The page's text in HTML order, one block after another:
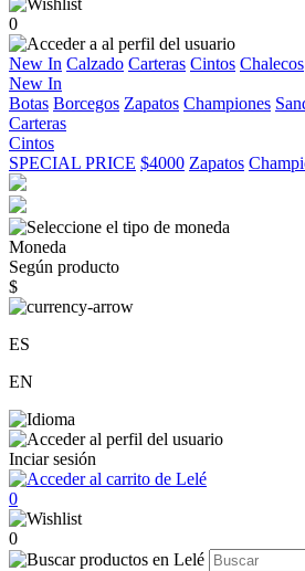
0
New In Calzado Carteras Cintos Chalecos
New In
Botas Borcegos Zapatos Championes
Carteras
Cintos
SPECIAL PRICE $4000 Zapatos
Moneda
Según producto
$
ES
EN
Inciar sesión
0
0